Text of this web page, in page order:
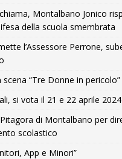
Montalbano Jonico
della scuola smembrata
l’Assessore Perrone,
scena “Tre Donne in pericolo”
si vota il 21 e 22 aprile 2024
di Montalbano per
scolastico
App e Minori”